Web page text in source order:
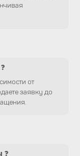
от
заявку до
?